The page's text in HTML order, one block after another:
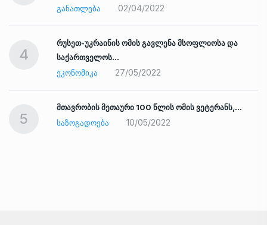
ᲒᲐᲜᲐᲗᲚᲔᲑᲐ
02/04/2022
4
რუსეთ-უკრაინის ომის გავლენა მსოფლიოსა და
საქართველოს…
ᲔᲙᲝᲜᲝᲛᲘᲙᲐ
27/05/2022
5
მთავრობის მეთაური 100 წლის ომის ვეტერანს,…
ᲡᲐᲖᲝᲒᲐᲓᲝᲔᲑᲐ
10/05/2022